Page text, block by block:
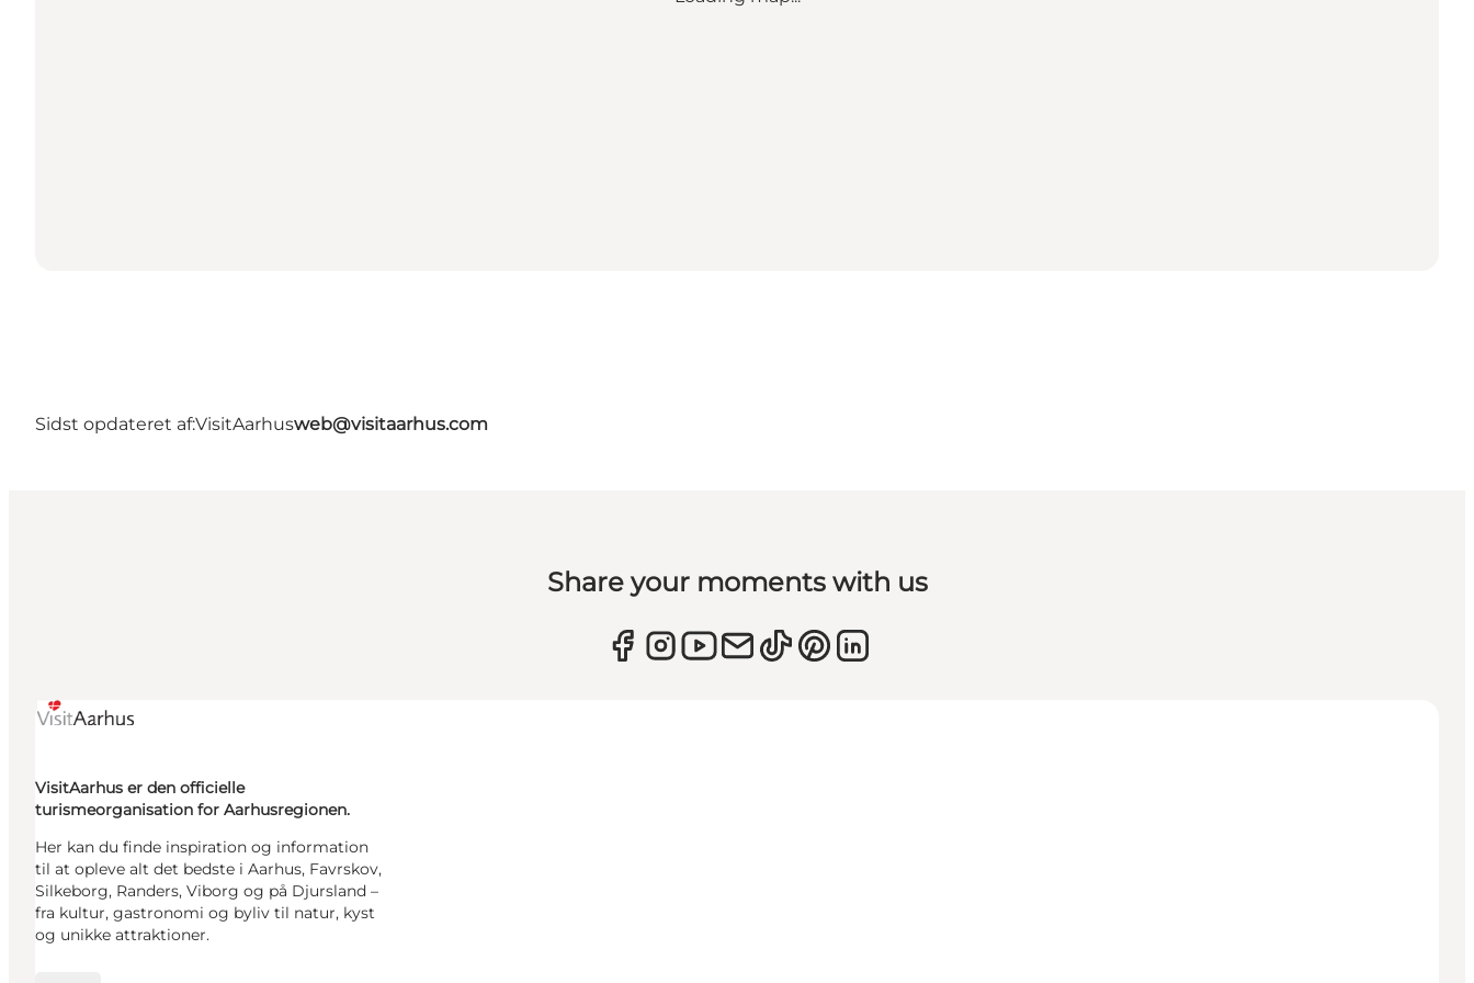
Sidst opdateret af:VisitAarhusweb@visitaarhus.com
Share your moments with us
VisitAarhus er den officielle
turismeorganisation for Aarhusregionen.
Her kan du finde inspiration og information
til at opleve alt det bedste i Aarhus, Favrskov,
Silkeborg, Randers, Viborg og på Djursland –
fra kultur, gastronomi og byliv til natur, kyst
og unikke attraktioner.